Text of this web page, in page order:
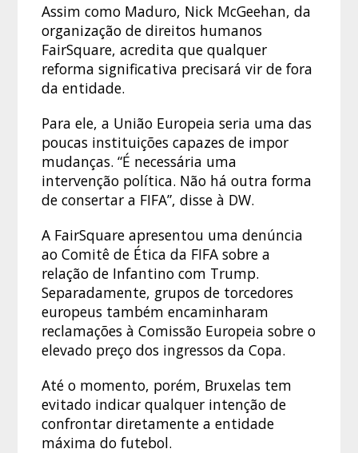
Assim como Maduro, Nick McGeehan, da
organização de direitos humanos
FairSquare, acredita que qualquer
reforma significativa precisará vir de fora
da entidade.
Para ele, a União Europeia seria uma das
poucas instituições capazes de impor
mudanças. “É necessária uma
intervenção política. Não há outra forma
de consertar a FIFA”, disse à DW.
A FairSquare apresentou uma denúncia
ao Comitê de Ética da FIFA sobre a
relação de Infantino com Trump.
Separadamente, grupos de torcedores
europeus também encaminharam
reclamações à Comissão Europeia sobre o
elevado preço dos ingressos da Copa.
Até o momento, porém, Bruxelas tem
evitado indicar qualquer intenção de
confrontar diretamente a entidade
máxima do futebol.